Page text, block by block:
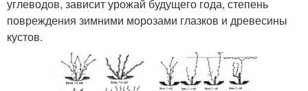
углеводов, зависит урожай будущего года, степень
повреждения зимними морозами глазков и древесины
кустов.